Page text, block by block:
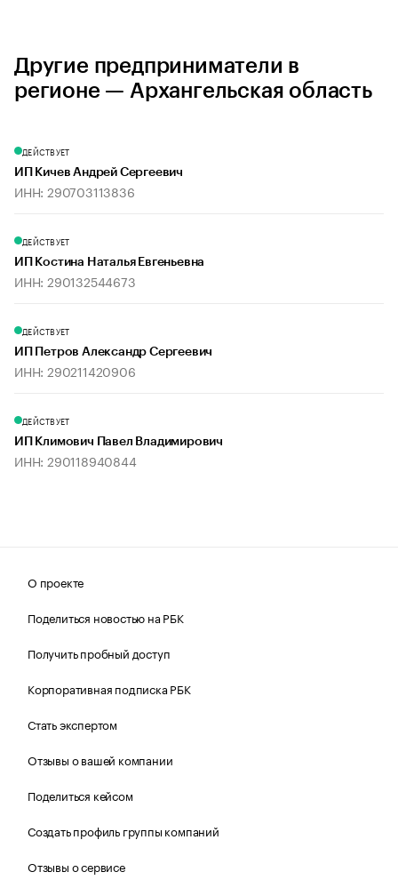
Другие предприниматели в
регионе — Архангельская область
ДЕЙСТВУЕТ
ИП Кичев Андрей Сергеевич
ИНН: 290703113836
ДЕЙСТВУЕТ
ИП Костина Наталья Евгеньевна
ИНН: 290132544673
ДЕЙСТВУЕТ
ИП Петров Александр Сергеевич
ИНН: 290211420906
ДЕЙСТВУЕТ
ИП Климович Павел Владимирович
ИНН: 290118940844
О проекте
Поделиться новостью на РБК
Получить пробный доступ
Корпоративная подписка РБК
Стать экспертом
Отзывы о вашей компании
Поделиться кейсом
Создать профиль группы компаний
Отзывы о сервисе